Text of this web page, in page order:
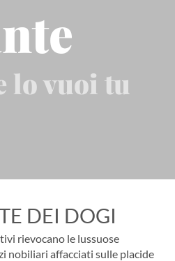
lo vuoi tu
DEI DOGI
rievocano le lussuose
nobiliari affacciati sulle placide